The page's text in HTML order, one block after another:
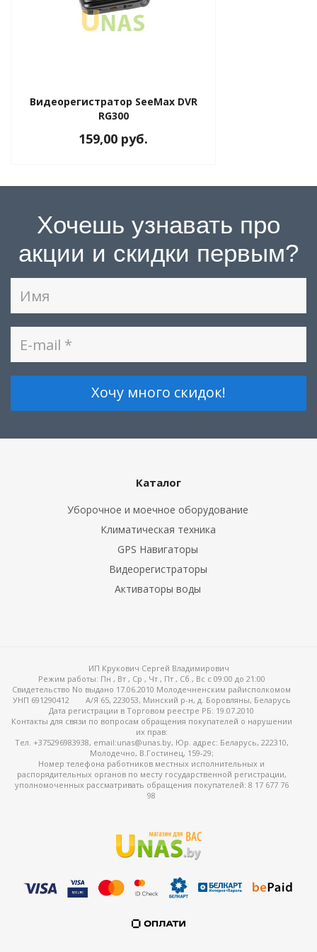
Видеорегистратор SeeMax DVR
RG300
159,00 руб.
Хочешь узнавать про
акции и скидки первым?
Каталог
Уборочное и моечное оборудование
Климатическая техника
GPS Навигаторы
Видеорегистраторы
Активаторы воды
ИП Крукович Сергей Владимирович
Режим работы: Пн , Вт , Ср , Чт , Пт , Сб , Вс c 09:00 до 21:00
Свидетельство No выдано 17.06.2010 Молодечненским райисполкомом
УНП 691290412
А/Я 65, 223053, Минский р-н, д. Боровляны, Беларусь
Дата регистрации в Торговом реестре РБ: 19.07.2010
Контакты для связи по вопросам обращения покупателей о нарушении
их прав:
Тел. +375296983938, email:unas@unas.by, Юр. адрес: Беларусь, 222310,
Молодечно, В.Гостинец, 159-29;
Номер телефона работников местных исполнительных и
распорядительных органов по месту государственной регистрации,
уполномоченных рассматривать обращения покупателей: 8 17 677 76
98